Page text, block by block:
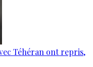
Téhéran ont repris,